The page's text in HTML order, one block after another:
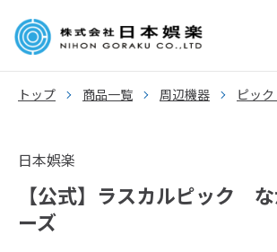
トップ 商品一覧 周辺機器 ピッ
日本娯楽
【公式】ラスカルピック
ーズ